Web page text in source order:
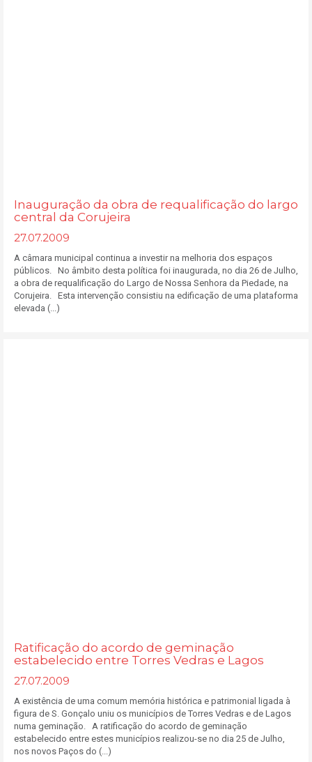
Inauguração da obra de requalificação do largo
central da Corujeira
27.07.2009
A câmara municipal continua a investir na melhoria dos espaços
públicos. No âmbito desta política foi inaugurada, no dia 26 de Julho,
a obra de requalificação do Largo de Nossa Senhora da Piedade, na
Corujeira. Esta intervenção consistiu na edificação de uma plataforma
elevada (...)
Ratificação do acordo de geminação
estabelecido entre Torres Vedras e Lagos
27.07.2009
A existência de uma comum memória histórica e patrimonial ligada à
figura de S. Gonçalo uniu os municípios de Torres Vedras e de Lagos
numa geminação. A ratificação do acordo de geminação
estabelecido entre estes municípios realizou-se no dia 25 de Julho,
nos novos Paços do (...)